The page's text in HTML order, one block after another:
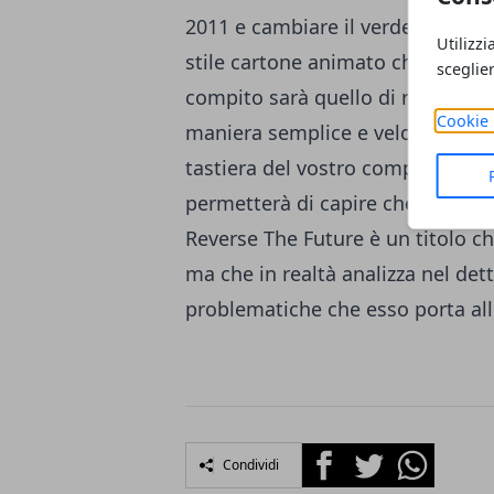
Cookie
2011 e cambiare il verdetto
stile cartone animato che vi
compito sarà quello di riuscire a
maniera semplice e veloce.
tastiera del vostro computer,
permetterà di capire che la
Reverse The Future è un titolo
ma che in realtà analizza nel
problematiche che esso porta
Condividi FacebookTwitterWhatsapp